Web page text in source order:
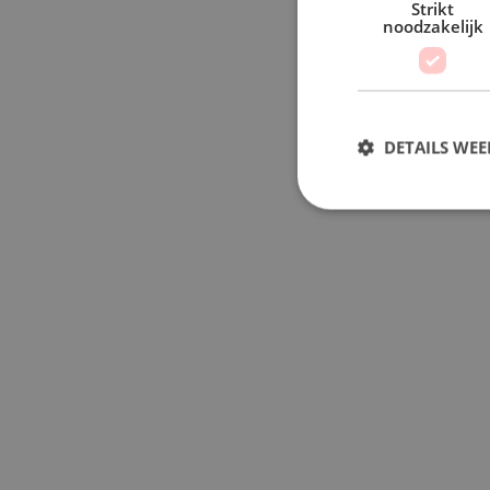
Strikt
noodzakelijk
DETAILS